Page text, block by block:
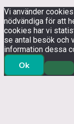
Vi använder
nödvändiga för att
cookies har vi
se antal besök och
information dessa
Ok